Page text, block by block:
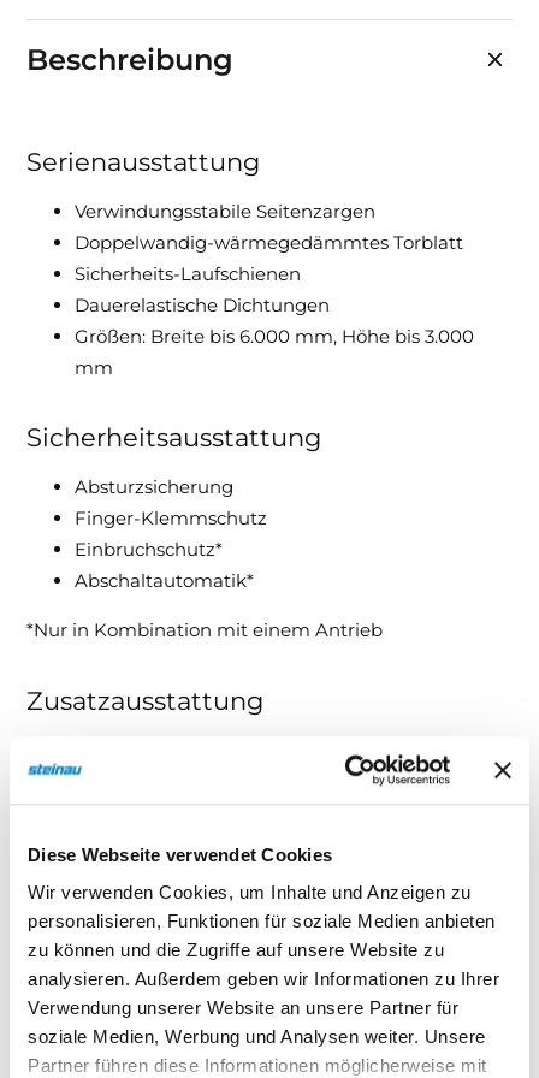
Diese Webseite verwendet Cookies
Wir verwenden Cookies, um Inhalte und Anzeigen zu
personalisieren, Funktionen für soziale Medien anbieten
zu können und die Zugriffe auf unsere Website zu
analysieren. Außerdem geben wir Informationen zu Ihrer
Verwendung unserer Website an unsere Partner für
soziale Medien, Werbung und Analysen weiter. Unsere
Partner führen diese Informationen möglicherweise mit
Dachboden­treppen
Beschreibung
Serienausstattung
Verwindungsstabile Seitenzargen
Doppelwandig-wärmegedämmtes Torblatt
Sicherheits-Laufschienen
Dauerelastische Dichtungen
Größen: Breite bis 6.000 mm, Höhe bis 3.000
mm
Sicherheitsausstattung
Absturzsicherung
Finger-Klemmschutz
Einbruchschutz*
Abschaltautomatik*
*Nur in Kombination mit einem Antrieb
Zusatzausstattung
steinau Torantriebe für Netz- und Akku-Betrieb
Torantrieb inkl. Handsender
Bedienelemente z. B. Codetaster
Akku-Antrieb mit Solar-Modul
Verglasungen
Notentriegelung für Garagen ohne zweiten
Zugang
Schlupftüren
Bestellmaß